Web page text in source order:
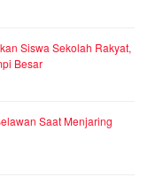
Siswa Sekolah Rakyat,
Besar
Saat Menjaring